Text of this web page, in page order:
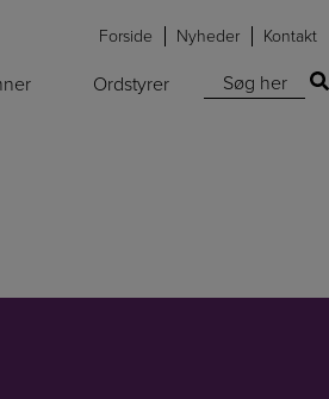
Forside Nyheder Kontakt
Ordstyrer Søg efter: